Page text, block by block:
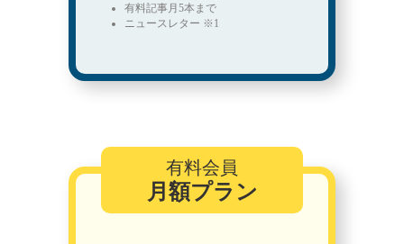
有料記事月5本まで
ニュースレター ※1
有料会員
月額プラン